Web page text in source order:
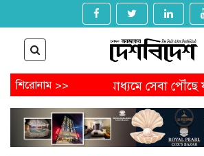
শিরোনাম >>
প্রযুক্তির মাধ্যমে সেবা পৌঁছে যাবে
করবেন যেভাবে
অষ্টগ্রামে
অনাকাঙ্ক্ষিত পোস্ট
আগামীকাল থেকে
মামলায় জিয়াউল আহসানের বিচার শুরু